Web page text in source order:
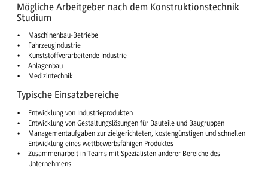
Mögliche Arbeitgeber nach dem Konstruktionstechnik
Studium
Maschinenbau-Betriebe
Fahrzeugindustrie
Kunststoffverarbeitende Industrie
Anlagenbau
Medizintechnik
Typische Einsatzbereiche
Entwicklung von Industrieprodukten
Entwicklung von Gestaltungslösungen für Bauteile und Baugruppen
Managementaufgaben zur zielgerichteten, kostengünstigen und schnellen
Entwicklung eines wettbewerbsfähigen Produktes
Zusammenarbeit in Teams mit Spezialisten anderer Bereiche des
Unternehmens